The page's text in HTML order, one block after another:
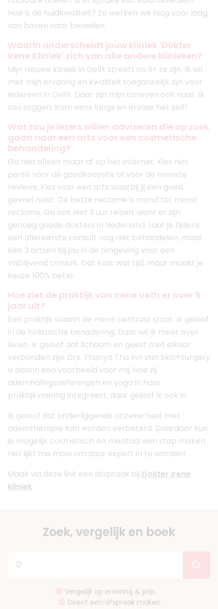
Hoe is de huidkwaliteit? Zo werken we laag voor laag,
van boven naar beneden.
Waarin onderscheidt jouw kliniek ‘Dokter
Irene Kliniek’ zich van alle andere klinieken?
Mijn nieuwe kliniek in Delft streeft na 9+ te zijn. Ik wil
met mijn ervaring en kwaliteit toegankelijk zijn voor
iedereen in Delft. Daar zijn mijn tarieven ook naar. Ik
zou zeggen; Kom eens langs en ervaar het zelf!
Wat zou je lezers willen adviseren die op zoek
gaan naar een arts voor een cosmetische
behandeling?
Ga niet alleen maar af op het internet. Kies niet
persé voor de goedkoopste of voor de meeste
reviews. Kies voor een arts waarbij jij een goed
gevoel hebt. De beste reclame is mond tot mond
reclame. Ga ook niet 3 uur reizen, want er zijn
genoeg goede dokters in Nederland. Laat je tijdens
een allereerste consult nog niet behandelen, maar
kies 3 artsen bij jou in de omgeving voor een
vrijblijvend consult. Dat kost wat tijd, maar maakt je
keuze 100% beter.
Hoe ziet de praktijk van Irene Veth er over 5
jaar uit?
Een praktijk waarin de mens centraal staat. Ik geloof
in de holistische benadering. Daar wil ik meer over
leren. Ik geloof dat lichaam en geest met elkaar
verbonden zijn. Drs. Thanya Tha Inn van Skin+Surgery
is daarin een voorbeeld voor mij. Hoe zij
ademhalingsoefeningen en yoga in haar
praktijkvoering integreert, daar geloof ik ook in.
Ik geloof dat onderliggende onzekerheid met
ademtherapie kan worden verbeterd. Daardoor kun
je mogelijk cosmetisch én mentaal een stap maken.
Het lijkt me mooi om daar expert in te worden!
Maak via deze link een afspraak bij Dokter Irene
kliniek
Zoek, vergelijk en boek
Vergelijk op ervaring & prijs
Direct een afspraak maken